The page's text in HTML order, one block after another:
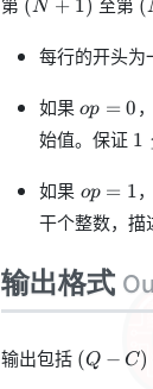
(N + 1) (
每行的开头为
如果op=0
op = 0
始值。保证
N
1
如果 op=1
op = 1
干个整数，描
输出格式
输出包括 (Q-
C)
(Q − C)